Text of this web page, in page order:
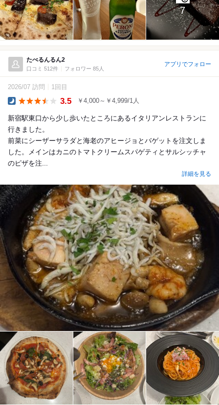
7
たべるんるん2
口コミ 512件 フォロワー 85人
アプリでフォロー
2026/07 訪問 1回目
3.5 ￥4,000～￥4,999/1人
新宿駅東口から少し歩いたところにあるイタリアンレストランに
行きました。
前菜にシーザーサラダと海老のアヒージョとバゲットを注文しま
した。メインはカニのトマトクリームスパゲティとサルシッチャ
のピザを注...
詳細を見る